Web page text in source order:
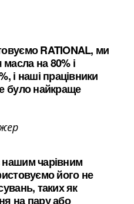
RATIONAL, ми
на 80% і
і наші працівники
було найкраще
нашим чарівним
його не
таких як
на пару або